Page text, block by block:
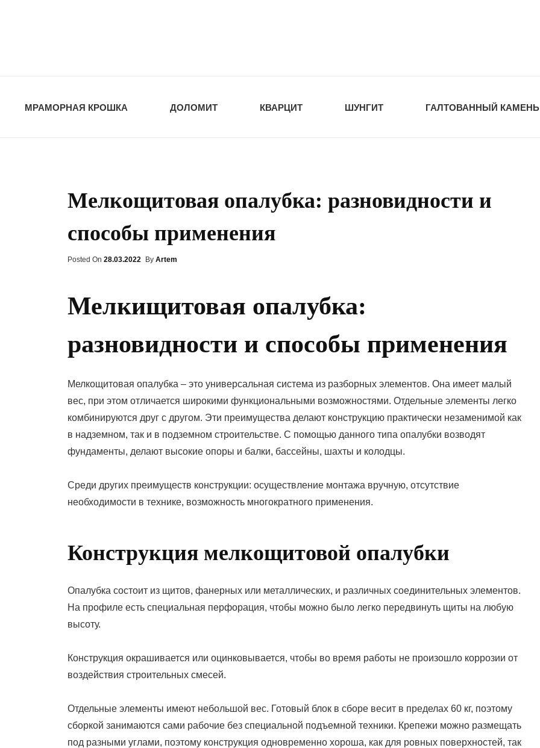
МРАМОРНАЯ КРОШКА ДОЛОМИТ КВАРЦИТ ШУНГИТ ГАЛТОВАННЫЙ КАМЕНЬ
Мелкощитовая опалубка: разновидности и
способы применения
Posted On Posted
28.03.2022 By Artem
Мелкищитовая опалубка:
разновидности и способы применения
Мелкощитовая опалубка – это универсальная система из разборных элементов. Она имеет малый
вес, при этом отличается широкими функциональными возможностями. Отдельные элементы легко
комбинируются друг с другом. Эти преимущества делают конструкцию практически незаменимой как
в надземном, так и в подземном строительстве. С помощью данного типа опалубки возводят
фундаменты, делают высокие опоры и балки, бассейны, шахты и колодцы.
Среди других преимуществ конструкции: осуществление монтажа вручную, отсутствие
необходимости в технике, возможность многократного применения.
Конструкция мелкощитовой опалубки
Опалубка состоит из щитов, фанерных или металлических, и различных соединительных элементов.
На профиле есть специальная перфорация, чтобы можно было легко передвинуть щиты на любую
высоту.
Конструкция окрашивается или оцинковывается, чтобы во время работы не произошло коррозии от
воздействия строительных смесей.
Отдельные элементы имеют небольшой вес. Готовый блок в сборе весит в пределах 60 кг, поэтому
сборкой занимаются сами рабочие без специальной подъемной техники. Крепежи можно размещать
под разными углами, поэтому конструкция одновременно хороша, как для ровных поверхностей, так